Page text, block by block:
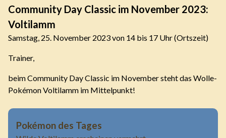
Community Day Classic im November 2023:
Voltilamm
Samstag, 25. November 2023 von 14 bis 17 Uhr (Ortszeit)
Trainer,
beim Community Day Classic im November steht das Wolle-
Pokémon Voltilamm im Mittelpunkt!
Pokémon des Tages